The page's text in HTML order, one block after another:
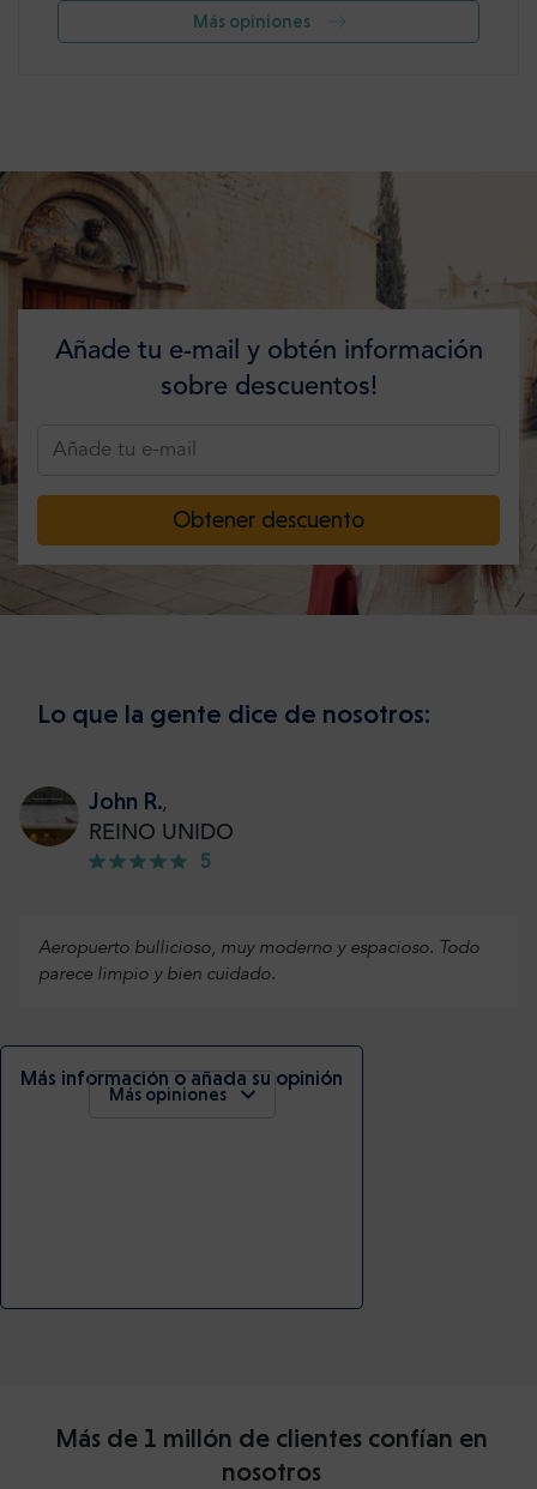
Más opiniones
Añade tu e-mail y obtén información
sobre descuentos!
Obtener descuento
Lo que la gente dice de nosotros:
John R.,
REINO UNIDO
5
Aeropuerto bullicioso, muy moderno y espacioso. Todo
parece limpio y bien cuidado.
Más información o añada su opinión
Más opiniones
Más de 1 millón de clientes confían en
nosotros